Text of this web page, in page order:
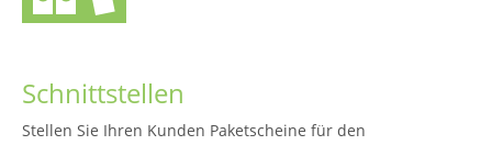
Schnittstellen
Stellen Sie Ihren Kunden Paketscheine für den